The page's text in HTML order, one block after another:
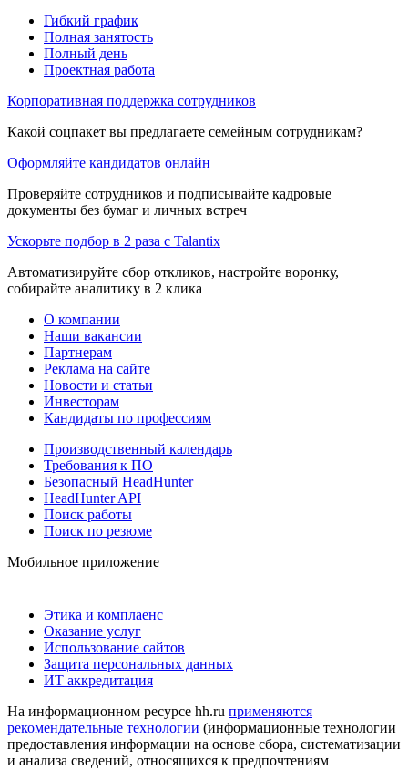
Гибкий график
Полная занятость
Полный день
Проектная работа
Корпоративная поддержка сотрудников
Какой соцпакет вы предлагаете семейным сотрудникам?
Оформляйте кандидатов онлайн
Проверяйте сотрудников и подписывайте кадровые
документы без бумаг и личных встреч
Ускорьте подбор в 2 раза с Talantix
Автоматизируйте сбор откликов, настройте воронку,
собирайте аналитику в 2 клика
О компании
Наши вакансии
Партнерам
Реклама на сайте
Новости и статьи
Инвесторам
Кандидаты по профессиям
Производственный календарь
Требования к ПО
Безопасный HeadHunter
HeadHunter API
Поиск работы
Поиск по резюме
Мобильное приложение
Этика и комплаенс
Оказание услуг
Использование сайтов
Защита персональных данных
ИТ аккредитация
На информационном ресурсе hh.ru применяются
рекомендательные технологии (информационные технологии
предоставления информации на основе сбора, систематизации
и анализа сведений, относящихся к предпочтениям